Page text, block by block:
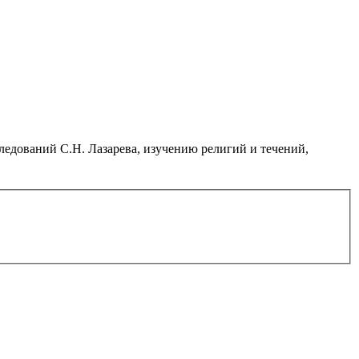
С.Н. Лазарева, изучению религий и течений,